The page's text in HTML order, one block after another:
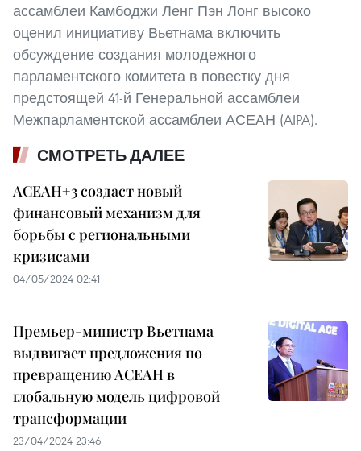
ассамблеи Камбоджи Ленг Пэн Лонг высоко
оценил инициативу Вьетнама включить
обсуждение создания молодежного
парламентского комитета в повестку дня
предстоящей 41-й Генеральной ассамблеи
Межпарламентской ассамблеи АСЕАН (AIPA).
СМОТРЕТЬ ДАЛЕЕ
АСЕАН+3 создаст новый
финансовый механизм для
борьбы с региональными
кризисами
04/05/2024 02:41
Премьер-министр Вьетнама
выдвигает предложения по
превращению АСЕАН в
глобальную модель цифровой
трансформации
23/04/2024 23:46